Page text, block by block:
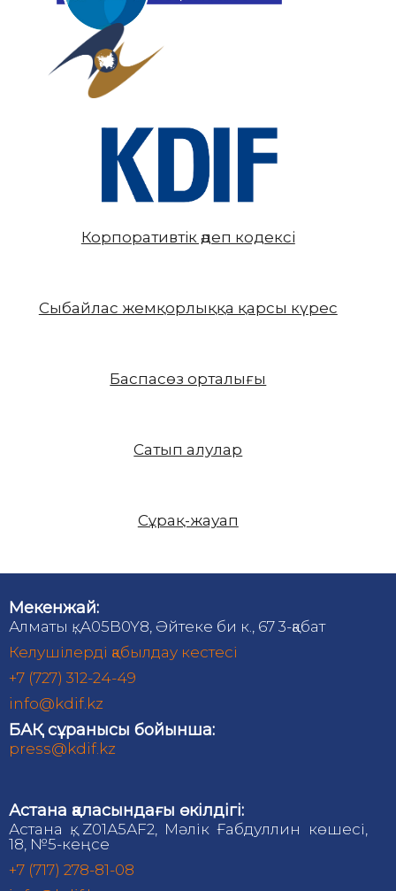
Корпоративтік әдеп кодексі
Сыбайлас жемқорлыққа қарсы күрес
Баспасөз орталығы
Сатып алулар
Сұрақ-жауап
Мекенжай:
Алматы қ., A05B0Y8, Әйтеке би к., 67 3-қабат
Келушілерді қабылдау кестесі
+7 (727) 312-24-49
info@kdif.kz
БАҚ сұранысы бойынша:
press@kdif.kz
Астана қаласындағы өкілдігі:
Астана қ., Z01А5АF2, Мәлік Ғабдуллин көшесі,
18, №5-кеңсе
+7 (717) 278-81-08